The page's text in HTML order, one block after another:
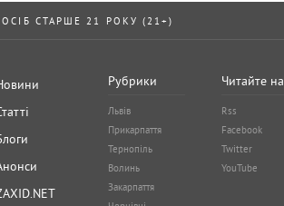
СТАРШЕ 21 РОКУ (21+)
Рубрики
Львів
Прикарпаття
Тернопіль
Волинь
Закарпаття
Читайте
Rss
Facebook
Twitter
YouTube